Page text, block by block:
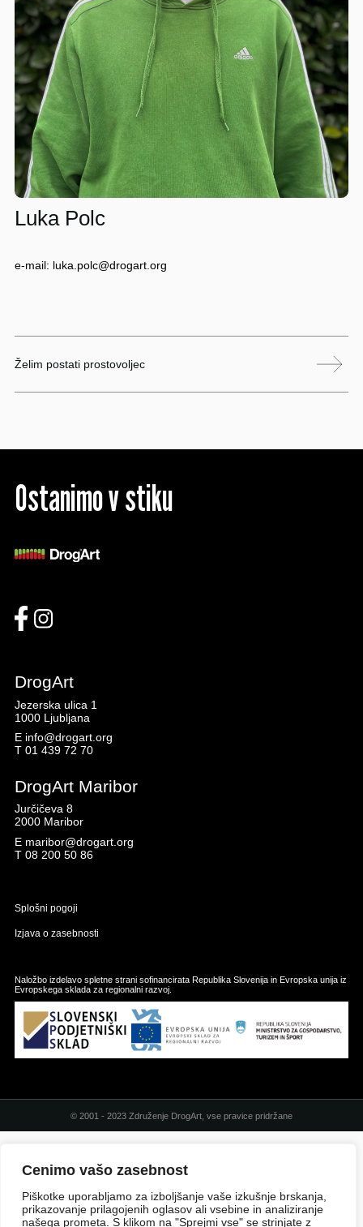
Cenimo vašo zasebnost
Piškotke uporabljamo za izboljšanje vaše izkušnje brskanja,
prikazovanje prilagojenih oglasov ali vsebine in analiziranje
našega prometa. S klikom na "Sprejmi vse" se strinjate z
Luka Polc
e-mail: luka.polc@drogart.org
Želim postati prostovoljec
Ostanimo v stiku
DrogArt
Jezerska ulica 1
1000 Ljubljana
E info@drogart.org
T 01 439 72 70
DrogArt Maribor
Jurčičeva 8
2000 Maribor
E maribor@drogart.org
T 08 200 50 86
Splošni pogoji
Izjava o zasebnosti
Naložbo izdelavo spletne strani sofinancirata Republika Slovenija in Evropska unija iz
Evropskega sklada za regionalni razvoj.
© 2001 - 2023 Združenje DrogArt, vse pravice pridržane